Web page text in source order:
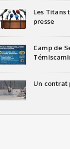
Les Titans
presse
Camp de
Un contrat